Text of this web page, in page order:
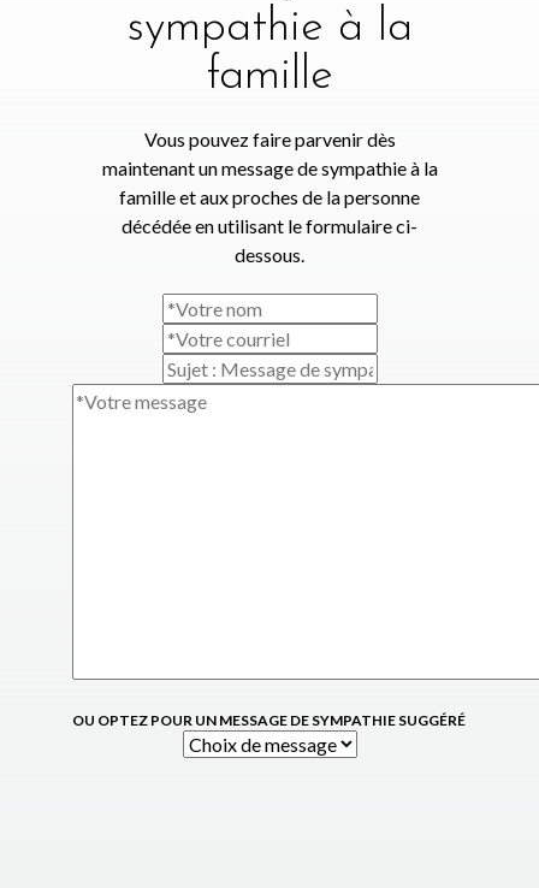
sympathie à la
famille
Vous pouvez faire parvenir dès
maintenant un message de sympathie à la
famille et aux proches de la personne
décédée en utilisant le formulaire ci-
dessous.
OU OPTEZ POUR UN MESSAGE DE SYMPATHIE SUGGÉRÉ